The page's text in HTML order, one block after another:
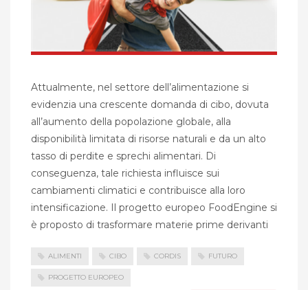
Attualmente, nel settore dell’alimentazione si
evidenzia una crescente domanda di cibo, dovuta
all’aumento della popolazione globale, alla
disponibilità limitata di risorse naturali e da un alto
tasso di perdite e sprechi alimentari. Di
conseguenza, tale richiesta influisce sui
cambiamenti climatici e contribuisce alla loro
intensificazione. Il progetto europeo FoodEngine si
è proposto di trasformare materie prime derivanti
ALIMENTI CIBO CORDIS FUTURO
PROGETTO EUROPEO